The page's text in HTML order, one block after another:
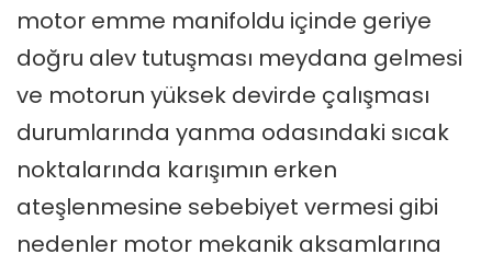
motor emme manifoldu içinde geriye
doğru alev tutuşması meydana gelmesi
ve motorun yüksek devirde çalışması
durumlarında yanma odasındaki sıcak
noktalarında karışımın erken
ateşlenmesine sebebiyet vermesi gibi
nedenler motor mekanik aksamlarına